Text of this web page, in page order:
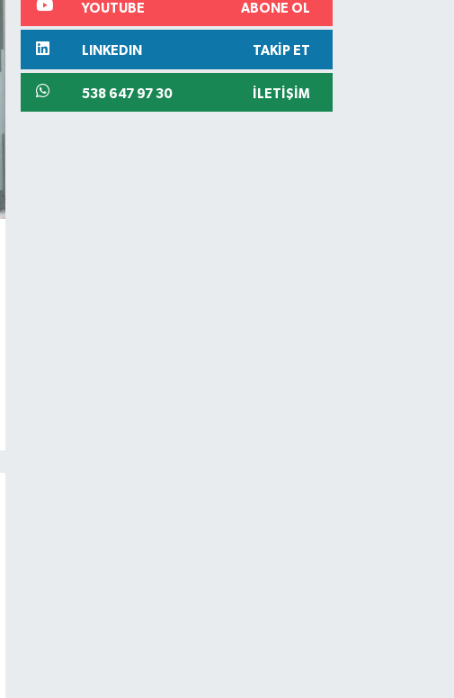
YOUTUBE ABONE OL
LINKEDIN TAKIP ET
538 647 97 30 İLETIŞIM